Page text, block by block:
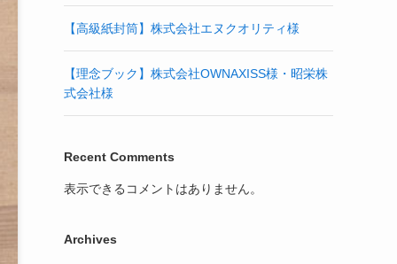
【高級紙封筒】株式会社エヌクオリティ様
【理念ブック】株式会社OWNAXISS様・昭栄株
式会社様
Recent Comments
表示できるコメントはありません。
Archives